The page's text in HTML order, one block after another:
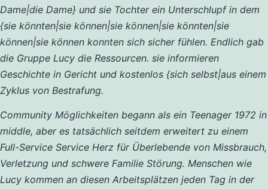
Dame|die Dame} und sie Tochter ein Unterschlupf in dem
{sie könnten|sie können|sie können|sie könnten|sie
können|sie können konnten sich sicher fühlen. Endlich gab
die Gruppe Lucy die Ressourcen. sie informieren
Geschichte in Gericht und kostenlos {sich selbst|aus einem
Zyklus von Bestrafung.
Community Möglichkeiten begann als ein Teenager 1972 in
middle, aber es tatsächlich seitdem erweitert zu einem
Full-Service Service Herz für Überlebende von Missbrauch,
Verletzung und schwere Familie Störung. Menschen wie
Lucy kommen an diesen Arbeitsplätzen jeden Tag in der